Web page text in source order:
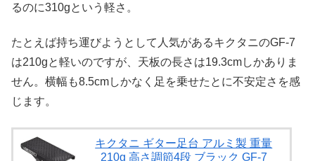
るのに310gという軽さ。
たとえば持ち運びようとして人気があるキクタニのGF-7
は210gと軽いのですが、天板の長さは19.3cmしかありま
せん。横幅も8.5cmしかなく足を乗せたとに不安定さを感
じます。
キクタニ ギター足台 アルミ製 重量
210g 高さ調節4段 ブラック GF-7